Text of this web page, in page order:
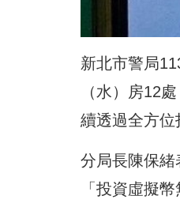
新北市警局
（水）房12
續透過全方位
分局長陳保緒
「投資虛擬